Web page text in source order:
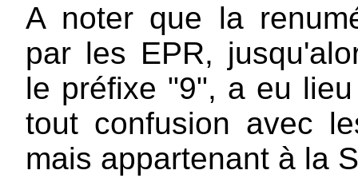
A noter que la
par les EPR,
le préfixe "9", a eu
tout confusion avec
mais appartenant à la